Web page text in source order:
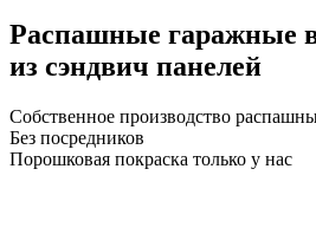
Распашные гаражные
из сэндвич панелей
Собственное производство
Без посредников
Порошковая покраска только у нас